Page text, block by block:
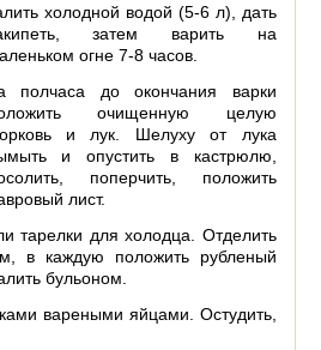
холодной водой (5-6 л), дать
затем варить на
огне 7-8 часов.
полчаса до окончания варки
очищенную целую
и лук. Шелуху от лука
и опустить в кастрюлю,
поперчить, положить
лист.
тарелки для холодца. Отделить
в каждую положить рубленый
бульоном.
вареными яйцами. Остудить,